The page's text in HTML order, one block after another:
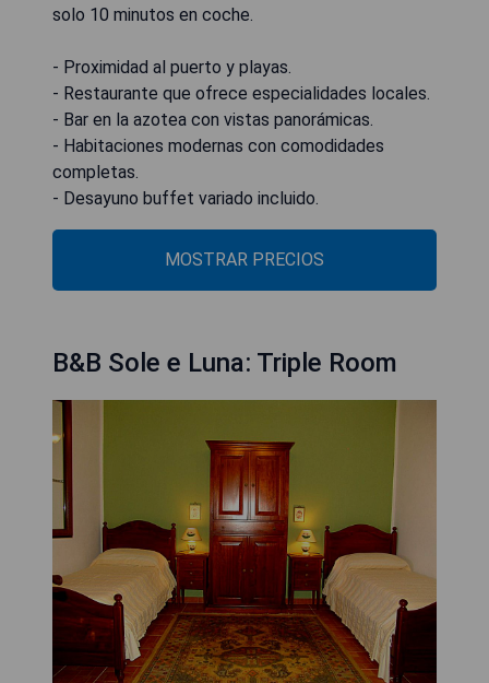
solo 10 minutos en coche.
- Proximidad al puerto y playas.
- Restaurante que ofrece especialidades locales.
- Bar en la azotea con vistas panorámicas.
- Habitaciones modernas con comodidades
completas.
- Desayuno buffet variado incluido.
MOSTRAR PRECIOS
B&B Sole e Luna: Triple Room